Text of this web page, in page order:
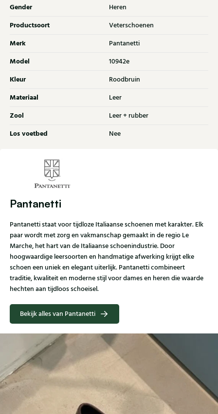
Gender Heren
Productsoort Veterschoenen
Merk Pantanetti
Model 10942e
Kleur Roodbruin
Materiaal Leer
Zool Leer + rubber
Los voetbed Nee
Pantanetti
Pantanetti staat voor tijdloze Italiaanse schoenen met karakter. Elk
paar wordt met zorg en vakmanschap gemaakt in de regio Le
Marche, het hart van de Italiaanse schoenindustrie. Door
hoogwaardige leersoorten en handmatige afwerking krijgt elke
schoen een uniek en elegant uiterlijk. Pantanetti combineert
traditie, kwaliteit en moderne stijl voor dames en heren die waarde
hechten aan tijdloos schoeisel.
Bekijk alles van Pantanetti